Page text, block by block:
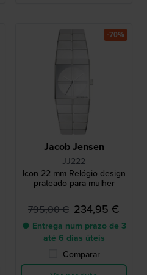
Jacob Jensen
JJ222
Icon 22 mm Relógio design
prateado para mulher
795,00 € 234,95 €
● Entrega num prazo de 3
até 6 dias úteis
Comparar
-70%